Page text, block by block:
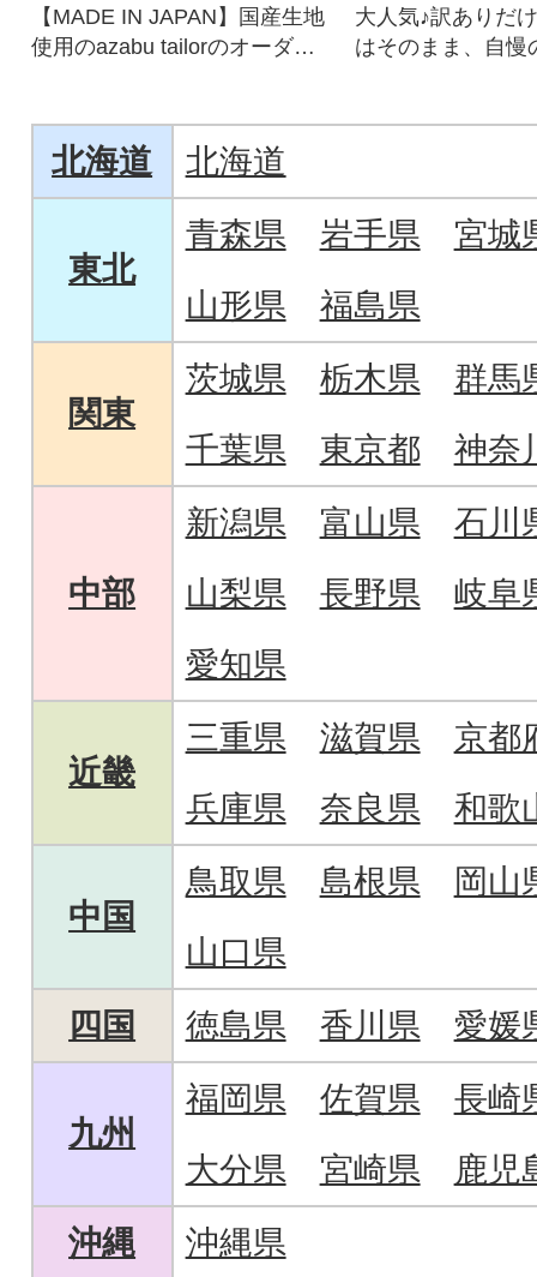
【MADE IN JAPAN】国産生地
使用のazabu tailorのオーダー
大人気♪訳ありだ
はそのまま、自慢
北海道 北海道
東北
青森県 岩手県
宮城
山形県
福島県
関東
茨城県 栃木県
群馬
千葉県
東京都 神奈
中部
新潟県 富山県
石川
山梨県
長野県
岐阜
愛知県
近畿
三重県 滋賀県
京都
兵庫県
奈良県 和歌
中国
鳥取県 島根県
岡山
山口県
四国
徳島県 香川県 愛媛
九州
福岡県 佐賀県
長崎
大分県
宮崎県
鹿児
沖縄
沖縄県